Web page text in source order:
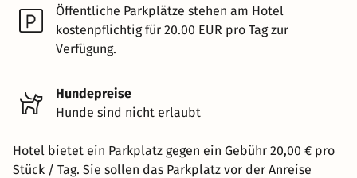
Öffentliche Parkplätze stehen am Hotel
kostenpflichtig für 20.00 EUR pro Tag zur
Verfügung.
Hundepreise
Hunde sind nicht erlaubt
Hotel bietet ein Parkplatz gegen ein Gebühr 20,00 € pro
Stück / Tag. Sie sollen das Parkplatz vor der Anreise